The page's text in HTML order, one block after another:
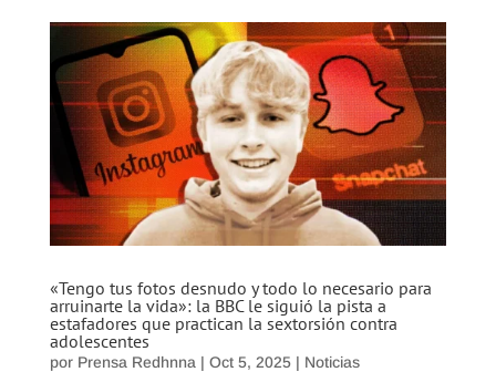
«Tengo tus fotos desnudo y todo lo necesario para
arruinarte la vida»: la BBC le siguió la pista a
estafadores que practican la sextorsión contra
adolescentes
por Prensa Redhnna | Oct 5, 2025| Noticias